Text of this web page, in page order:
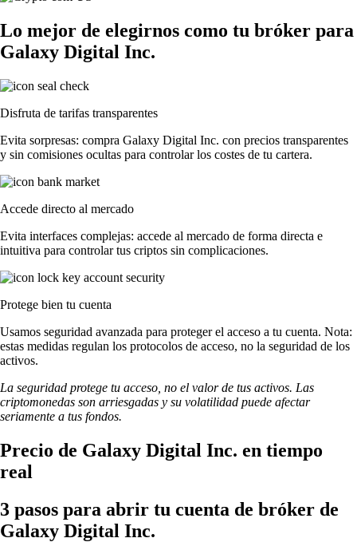
Lo mejor de elegirnos como tu bróker para
Galaxy Digital Inc.
Disfruta de tarifas transparentes
Evita sorpresas: compra Galaxy Digital Inc. con precios transparentes
y sin comisiones ocultas para controlar los costes de tu cartera.
Accede directo al mercado
Evita interfaces complejas: accede al mercado de forma directa e
intuitiva para controlar tus criptos sin complicaciones.
Protege bien tu cuenta
Usamos seguridad avanzada para proteger el acceso a tu cuenta. Nota:
estas medidas regulan los protocolos de acceso, no la seguridad de los
activos.
La seguridad protege tu acceso, no el valor de tus activos. Las
criptomonedas son arriesgadas y su volatilidad puede afectar
seriamente a tus fondos.
Precio de Galaxy Digital Inc. en tiempo
real
3 pasos para abrir tu cuenta de bróker de
Galaxy Digital Inc.